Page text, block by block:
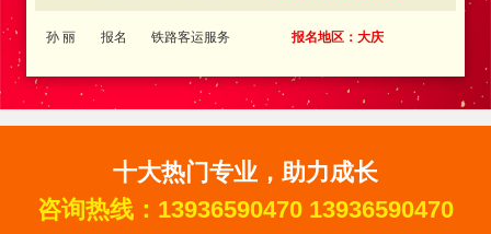
王中琪 铁路客运服务 报名地区：内蒙古
十大热门专业，助力成长
咨询热线： 13936590470 13936590470